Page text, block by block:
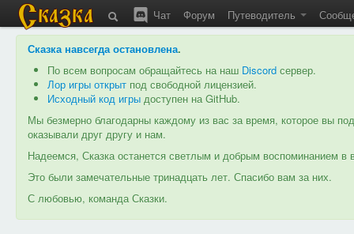
Чат Форум Путеводитель
Сказка навсегда остановлена.
По всем вопросам обращайтесь на наш Discord сервер.
Лор игры открыт под свободной лицензией.
Исходный код игры доступен на GitHub.
Мы безмерно благодарны каждому из вас за время, которое вы
оказывали друг другу и нам.
Надеемся, Сказка останется светлым и добрым воспоминанием
Это были замечательные тринадцать лет. Спасибо вам за них.
С любовью, команда Сказки.